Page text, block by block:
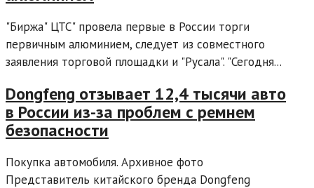
"Биржа" ЦТС" провела первые в России торги
первичным алюминием, следует из совместного
заявления торговой площадки и "Русала". "Сегодня...
Dongfeng отзывает 12,4 тысячи авто
в России из-за проблем с ремнем
безопасности
Покупка автомобиля. Архивное фото
Представитель китайского бренда Dongfeng